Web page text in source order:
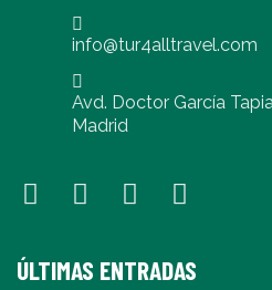
info@tur4alltravel.com
Avd. Doctor García
Madrid
ÚLTIMAS ENTRADAS